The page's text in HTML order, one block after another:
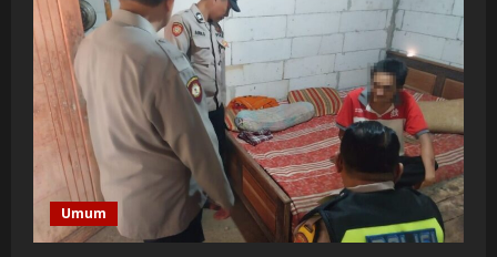
Umum